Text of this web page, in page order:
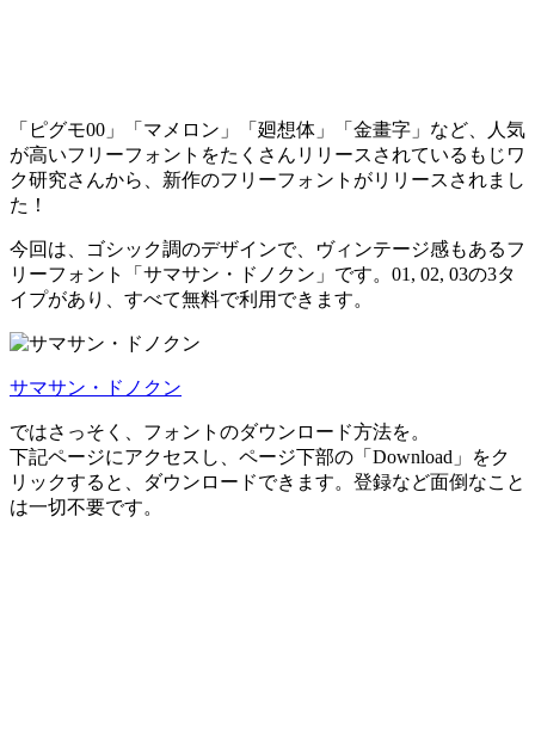
「ピグモ00」「マメロン」「廻想体」「金畫字」など、人気
が高いフリーフォントをたくさんリリースされているもじワ
ク研究さんから、新作のフリーフォントがリリースされまし
た！
今回は、ゴシック調のデザインで、ヴィンテージ感もあるフ
リーフォント「サマサン・ドノクン」です。01, 02, 03の3タ
イプがあり、すべて無料で利用できます。
サマサン・ドノクン
ではさっそく、フォントのダウンロード方法を。
下記ページにアクセスし、ページ下部の「Download」をク
リックすると、ダウンロードできます。登録など面倒なこと
は一切不要です。